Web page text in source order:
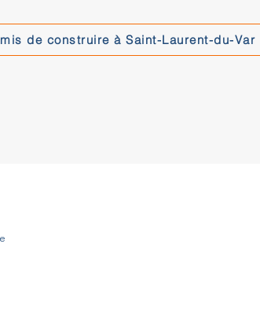
de construire à Saint-Laurent-du-Var